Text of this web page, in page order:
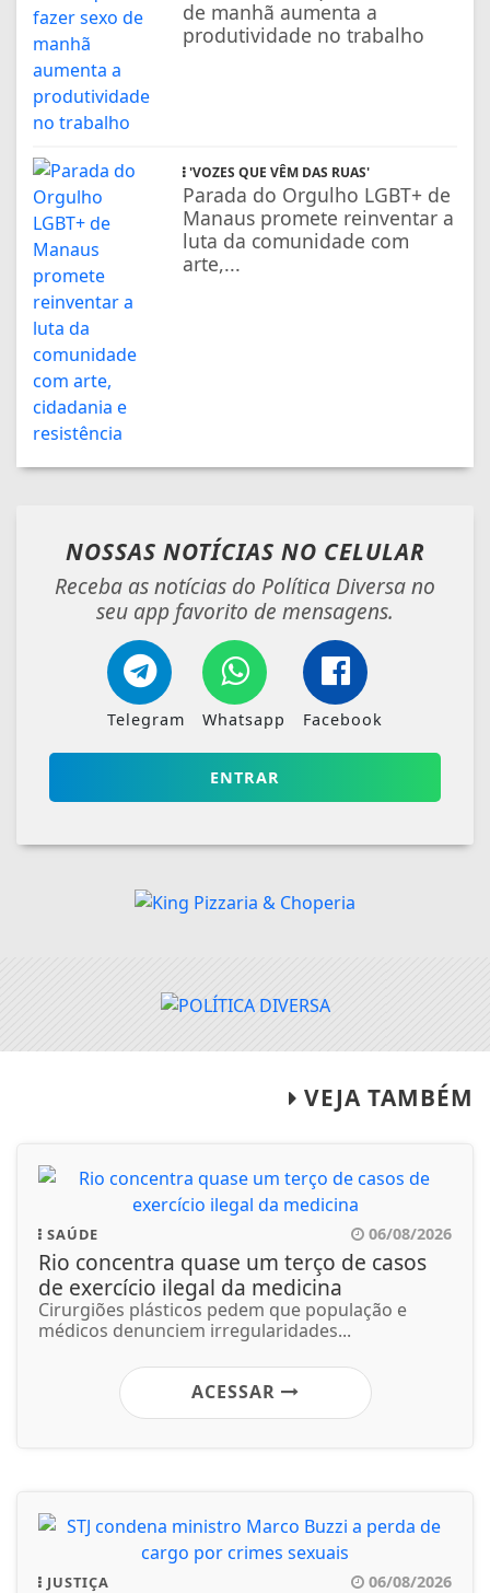
de manhã aumenta a
produtividade no trabalho
'VOZES QUE VÊM DAS RUAS'
Parada do Orgulho LGBT+ de
Manaus promete reinventar a
luta da comunidade com
arte,...
NOSSAS NOTÍCIAS NO CELULAR
Receba as notícias do Política Diversa no
seu app favorito de mensagens.
Telegram Whatsapp Facebook
ENTRAR
VEJA TAMBÉM
SAÚDE 06/08/2026
Rio concentra quase um terço de casos
de exercício ilegal da medicina
Cirurgiões plásticos pedem que população e
médicos denunciem irregularidades...
ACESSAR
JUSTIÇA 06/08/2026